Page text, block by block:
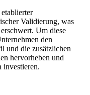
Validierung, was
Um diese
den
und die zusätzlichen
hervorheben und